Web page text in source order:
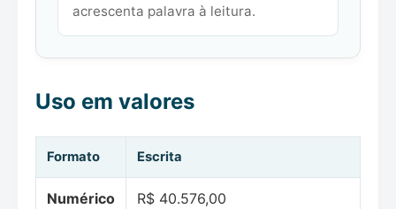
acrescenta palavra à leitura.
Uso em valores
Formato Escrita
Numérico R$ 40.576,00